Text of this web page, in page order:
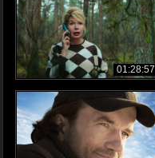
01:28:57